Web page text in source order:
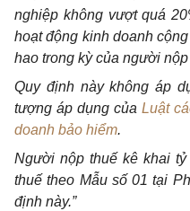
nghiệp không vượt quá
hoạt động kinh doanh
hao trong kỳ của người nộp
Quy định này không áp
tượng áp dụng của Luật
doanh bảo hiểm.
Người nộp thuế kê khai
thuế theo Mẫu số 01 tại
định này.”